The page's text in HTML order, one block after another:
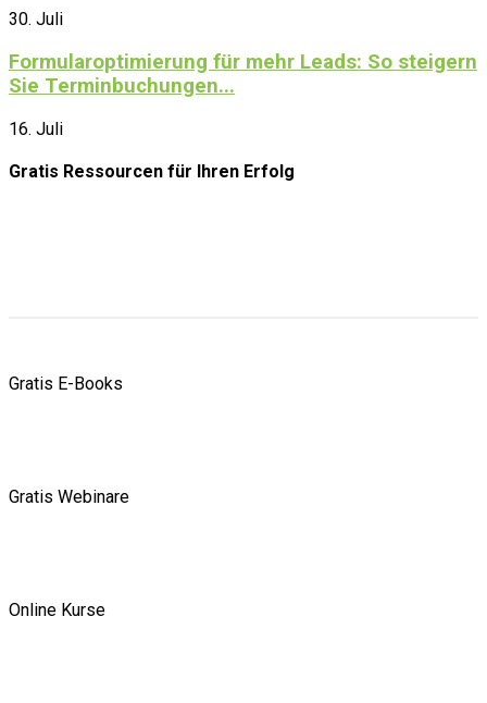
30. Juli
Formularoptimierung für mehr Leads: So steigern
Sie Terminbuchungen...
16. Juli
Gratis Ressourcen für Ihren Erfolg
Gratis E-Books
Gratis Webinare
Online Kurse